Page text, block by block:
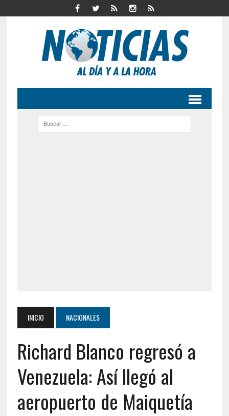
INICIO NACIONALES
Richard Blanco regresó a
Venezuela: Así llegó al
aeropuerto de Maiquetía